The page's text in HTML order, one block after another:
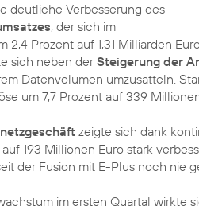
deutliche Verbesserung des
, der sich im
2,4 Prozent auf 1,31 Milliarden Euro
sich neben derSteigerung der
Datenvolumen umzusatteln.
um 7,7 Prozent auf 339
zeigte sich dank
193 Millionen Euro stark
der Fusion mit E-Plus noch nie
im ersten Quartal wirkte